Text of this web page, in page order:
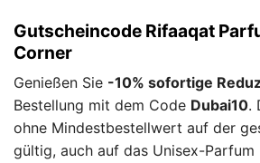
Gutscheincode Rifaaqat
Corner
Genießen Sie -10% sofortige
Bestellung mit dem Code Dubai10.
ohne Mindestbestellwert auf der
gültig, auch auf das Unisex-Parfum